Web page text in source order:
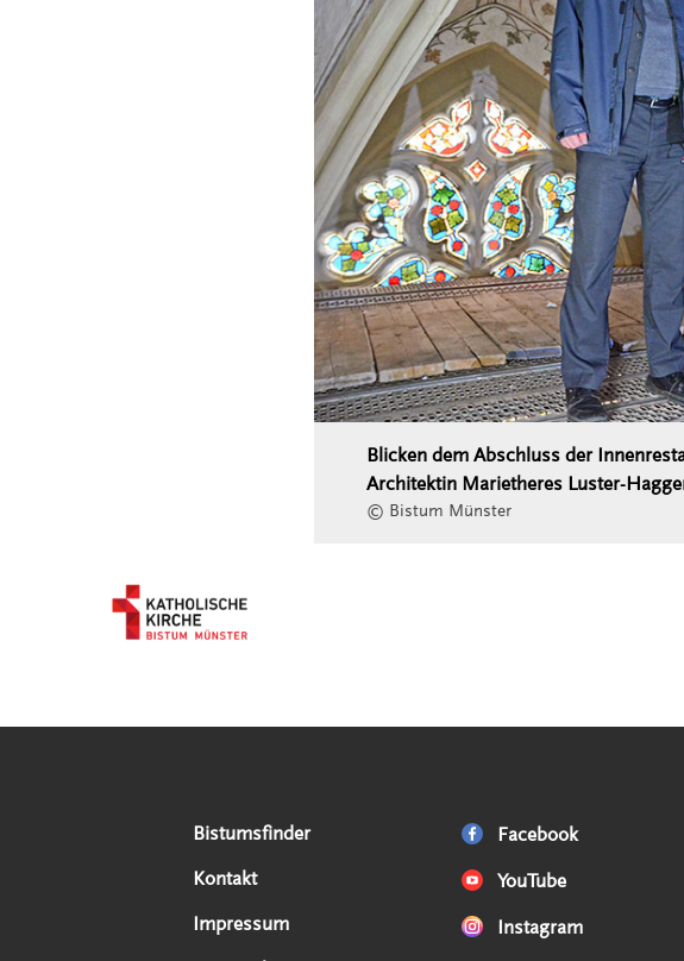
Blicken dem Abschluss der
Architektin Marietheres Luster-
© Bistum Münster
Serviceangebote
Bistumsfinder
Kontakt
Impressum
Social Media Angebote Facebook
YouTube
Instagram
Externe Links